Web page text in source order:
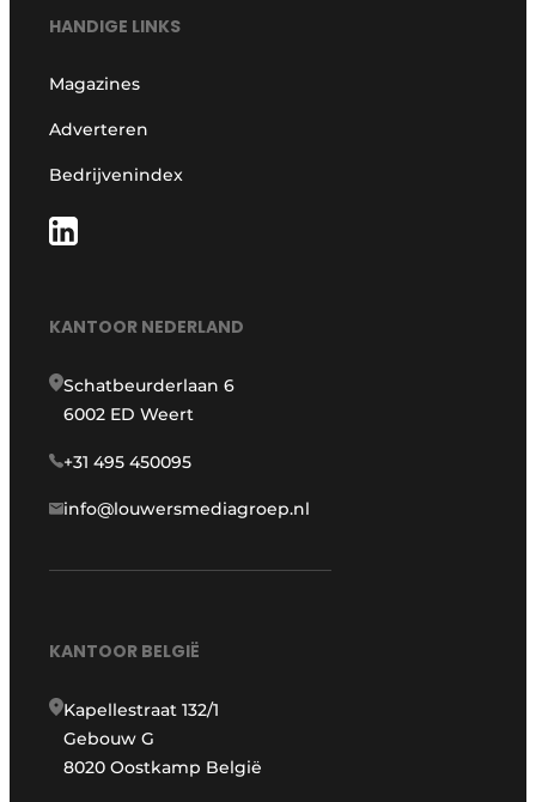
HANDIGE LINKS
Magazines
Adverteren
Bedrijvenindex
KANTOOR NEDERLAND
Schatbeurderlaan 6
6002 ED Weert
+31 495 450095
info@louwersmediagroep.nl
KANTOOR BELGIË
Kapellestraat 132/1
Gebouw G
8020 Oostkamp België